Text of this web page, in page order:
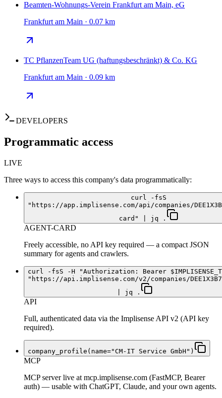
Beamten-Wohnungs-Verein Frankfurt am Main, eG
Frankfurt am Main · 0.07 km
TC PflanzenTeam UG (haftungsbeschränkt) & Co. KG
Frankfurt am Main · 0.09 km
DEVELOPERS
Programmatic access
LIVE
Three ways to access this company's data programmatically:
curl -fsS
"https://app.implisense.com/api/companies/
card" | jq .
AGENT-CARD
Freely accessible, no API key required — a compact JSON
summary for agents and crawlers.
curl -fsS -H "Authorization: Bearer
"https://api.implisense.com/v2/companies/
| jq .
API
Full, authenticated data via the Implisense API v2 (API key
required).
company_profile(name="CM-IT Service GmbH")
MCP
MCP server live at mcp.implisense.com (FastMCP, Bearer
auth) — usable with ChatGPT, Claude, and your own agents.